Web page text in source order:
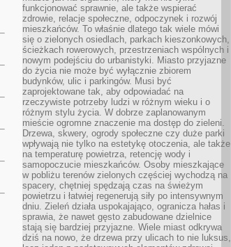
funkcjonować sprawnie, ale także wspierać
zdrowie, relacje społeczne, odpoczynek i rozwój
mieszkańców. To właśnie dlatego tak wiele mówi
się o zielonych osiedlach, parkach kieszonkowych,
ścieżkach rowerowych, przestrzeniach wspólnych i
nowym podejściu do urbanistyki. Miasto przyjazne
do życia nie może być wyłącznie zbiorem
budynków, ulic i parkingów. Musi być
zaprojektowane tak, aby odpowiadać na
rzeczywiste potrzeby ludzi w różnym wieku i o
różnym stylu życia. W dobrze zaplanowanym
mieście ogromne znaczenie ma dostęp do zieleni.
Drzewa, skwery, ogrody społeczne czy duże parki
wpływają nie tylko na estetykę otoczenia, ale także
na temperaturę powietrza, retencję wody i
samopoczucie mieszkańców. Osoby mieszkające
w pobliżu terenów zielonych częściej wychodzą na
spacery, chętniej spędzają czas na świeżym
powietrzu i łatwiej regenerują siły po intensywnym
dniu. Zieleń działa uspokajająco, ogranicza hałas i
sprawia, że nawet gęsto zabudowane dzielnice
stają się bardziej przyjazne. Wiele miast odkrywa
dziś na nowo, że drzewa przy ulicach to nie luksus,